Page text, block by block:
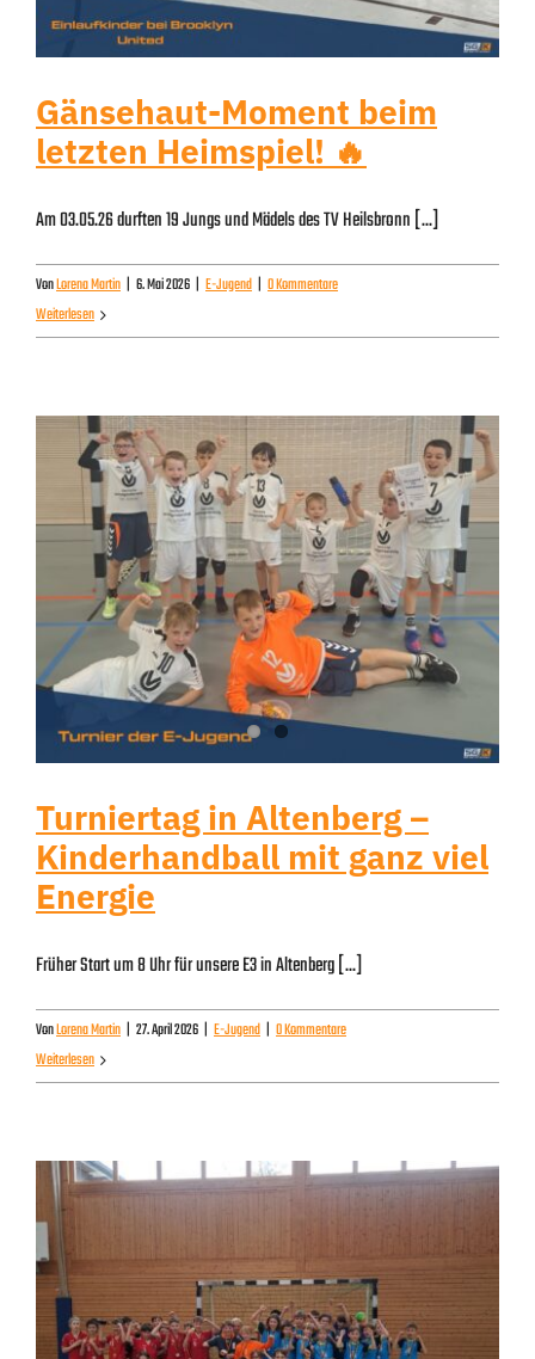
Gänsehaut-Moment beim
letzten Heimspiel! 🔥
Am 03.05.26 durften 19 Jungs und Mädels des TV Heilsbronn [...]
VonLorena Martin | 6. Mai 2026 | E-Jugend | 0 Kommentare
Weiterlesen
Turniertag in Altenberg –
Kinderhandball mit ganz viel
Energie
Früher Start um 8 Uhr für unsere E3 in Altenberg [...]
VonLorena Martin | 27. April 2026 | E-Jugend | 0 Kommentare
Weiterlesen